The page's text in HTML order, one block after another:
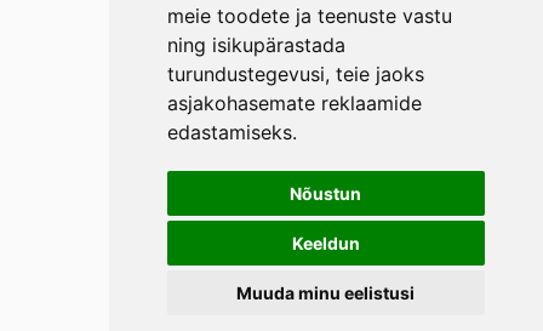
meie toodete ja teenuste vastu
ning isikupärastada
turundustegevusi, teie jaoks
asjakohasemate reklaamide
edastamiseks.
Nõustun
Keeldun
Muuda minu eelistusi